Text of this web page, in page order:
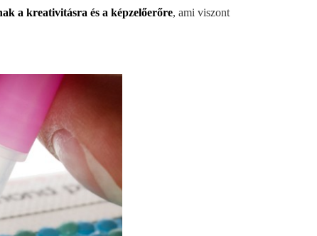
a kreativitásra és a képzelőerőre, ami viszont